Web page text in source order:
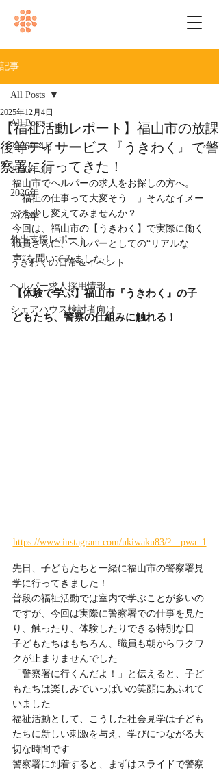
記事
All Posts
2026年4月
2026年3月
2026年
2025年
外出支援レポート
うきわくの日常＆イベント
ヘルパー求人採用情報
シェアハウス検討者向け
All Posts
【福祉活動レポート】福山市の放課
後等デイサービス『うきわく』で警
察署に行ってきた！
2025年12月4日
福山市でヘルパーの求人をお探しの方へ。
「福祉の仕事って大変そう…」そんなイメー
ジを少し変えてみませんか？
今回は、福山市の【うきわく】で実際に働く
職員さんに、ヘルパーとしての“リアルな
声”を聞いてみました！
【体験で学ぶ】福山市『うきわく』の子
どもたち、警察の仕組みに触れる！
https://www.instagram.com/ukiwaku83/?__pwa=1
先日、子どもたちと一緒に福山市の警察署見
学に行ってきました！
普段の福祉活動では室内で学ぶことが多いの
ですが、今回は実際に警察署での仕事を見た
り、触ったり、体験したりできる特別な日
子どもたちはもちろん、職員も朝からワクワ
クが止まりませんでした
「警察署に行くんだよ！」と伝えると、子ど
もたちは楽しみでいっぱいの笑顔にあふれて
いました
福祉活動として、こうした社会見学は子ども
たちに新しい刺激を与え、学びにつながる大
切な時間です
警察署に到着すると、まずはスライドで警察